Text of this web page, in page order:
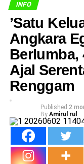
INFO
​’Satu
Angkara
Berlumba,
Ajal
Renggam
Published 2
By Amirul rul